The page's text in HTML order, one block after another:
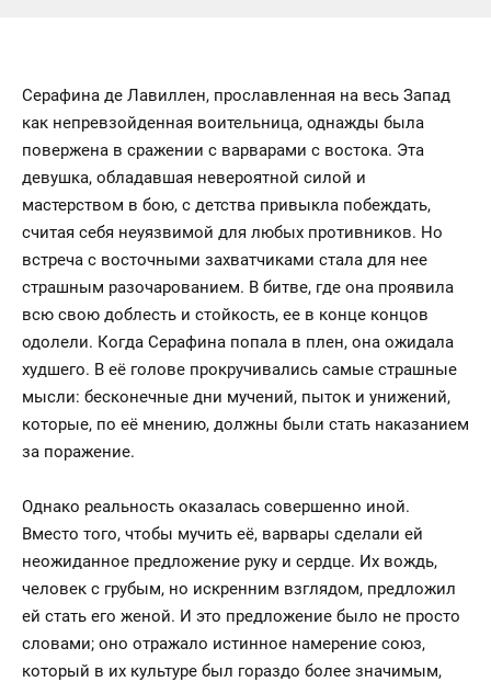
Серафина де Лавиллен, прославленная на весь Запад
как непревзойденная воительница, однажды была
повержена в сражении с варварами с востока. Эта
девушка, обладавшая невероятной силой и
мастерством в бою, с детства привыкла побеждать,
считая себя неуязвимой для любых противников. Но
встреча с восточными захватчиками стала для нее
страшным разочарованием. В битве, где она проявила
всю свою доблесть и стойкость, ее в конце концов
одолели. Когда Серафина попала в плен, она ожидала
худшего. В её голове прокручивались самые страшные
мысли: бесконечные дни мучений, пыток и унижений,
которые, по её мнению, должны были стать наказанием
за поражение.
Однако реальность оказалась совершенно иной.
Вместо того, чтобы мучить её, варвары сделали ей
неожиданное предложение руку и сердце. Их вождь,
человек с грубым, но искренним взглядом, предложил
ей стать его женой. И это предложение было не просто
словами; оно отражало истинное намерение союз,
который в их культуре был гораздо более значимым,